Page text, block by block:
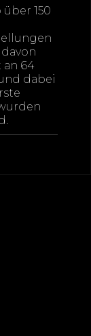
150
an 64
dabei